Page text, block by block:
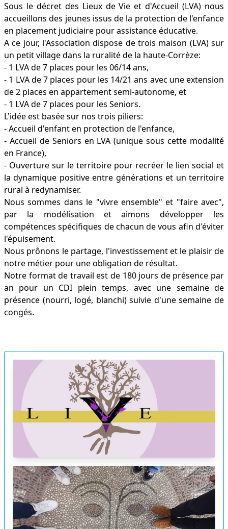
Sous le décret des Lieux de Vie et d'Accueil (LVA) nous
accueillons des jeunes issus de la protection de l'enfance
en placement judiciaire pour assistance éducative.
A ce jour, l'Association dispose de trois maison (LVA) sur
un petit village dans la ruralité de la haute-Corrèze:
- 1 LVA de 7 places pour les 06/14 ans,
- 1 LVA de 7 places pour les 14/21 ans avec une extension
de 2 places en appartement semi-autonome, et
- 1 LVA de 7 places pour les Seniors.
L'idée est basée sur nos trois piliers:
- Accueil d'enfant en protection de l'enfance,
- Accueil de Seniors en LVA (unique sous cette modalité
en France),
- Ouverture sur le territoire pour recréer le lien social et
la dynamique positive entre générations et un territoire
rural à redynamiser.
Nous sommes dans le "vivre ensemble" et "faire avec",
par la modélisation et aimons développer les
compétences spécifiques de chacun de vous afin d'éviter
l'épuisement.
Nous prônons le partage, l'investissement et le plaisir de
notre métier pour une obligation de résultat.
Notre format de travail est de 180 jours de présence par
an pour un CDI plein temps, avec une semaine de
présence (nourri, logé, blanchi) suivie d'une semaine de
congés.